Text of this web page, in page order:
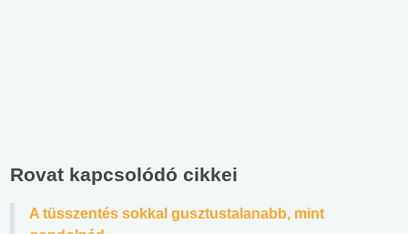
Rovat kapcsolódó cikkei
A tüsszentés sokkal gusztustalanabb, mint